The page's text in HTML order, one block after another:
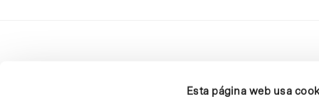
Esta página web usa